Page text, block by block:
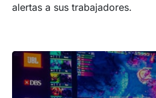
alertas a sus trabajadores.